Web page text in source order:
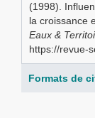
(1998).
la croissance
Eaux &
https://revue-
Formats de